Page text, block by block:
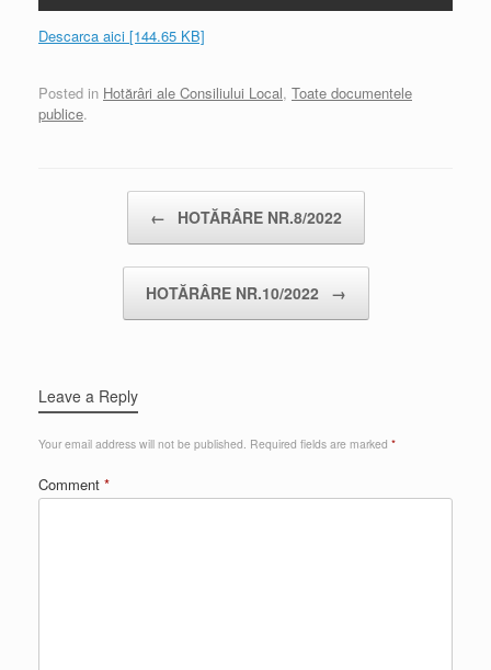
Descarca aici [144.65 KB]
Posted in Hotărâri ale Consiliului Local, Toate documentele
publice.
← HOTĂRÂRE NR.8/2022
HOTĂRÂRE NR.10/2022 →
Leave a Reply
Your email address will not be published. Required fields are marked *
Comment *